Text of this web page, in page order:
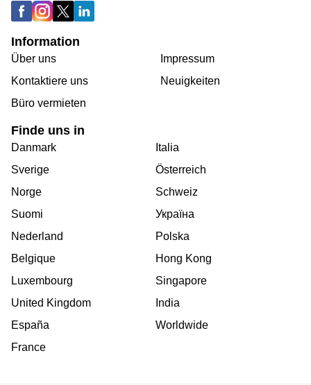
Information
Über uns
Kontaktiere uns
Büro vermieten
Impressum
Neuigkeiten
Finde uns in
Danmark
Sverige
Norge
Suomi
Nederland
Belgique
Luxembourg
United Kingdom
España
France
Italia
Österreich
Schweiz
Україна
Polska
Hong Kong
Singapore
India
Worldwide